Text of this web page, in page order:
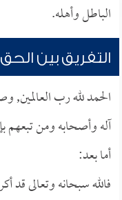
الباطل وأهله.
التفريق بين
الحمد لله رب العالمين,
آله وأصحابه ومن تبعهم
أما بعد:
فالله سبحانه وتعالى قد